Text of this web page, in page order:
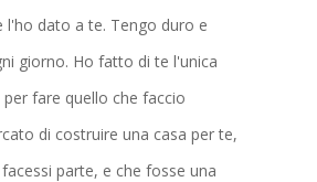
l'ho dato a te. Tengo duro e
giorno. Ho fatto di te l'unica
fare quello che faccio
di costruire una casa per te,
parte, e che fosse una